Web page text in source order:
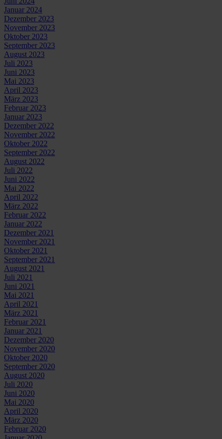
Januar 2024
Dezember 2023
November 2023
Oktober 2023
September 2023
August 2023
Juli 2023
Juni 2023
Mai 2023
April 2023
März 2023
Februar 2023
Januar 2023
Dezember 2022
November 2022
Oktober 2022
September 2022
August 2022
Juli 2022
Juni 2022
Mai 2022
April 2022
März 2022
Februar 2022
Januar 2022
Dezember 2021
November 2021
Oktober 2021
September 2021
August 2021
Juli 2021
Juni 2021
Mai 2021
April 2021
März 2021
Februar 2021
Januar 2021
Dezember 2020
November 2020
Oktober 2020
September 2020
August 2020
Juli 2020
Juni 2020
Mai 2020
April 2020
März 2020
Februar 2020